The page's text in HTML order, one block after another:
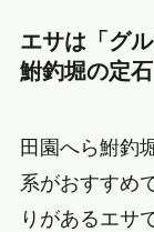
エサは「グ
鮒釣堀の定石
田園へら鮒釣
系がおすすめ
りがあるエサ